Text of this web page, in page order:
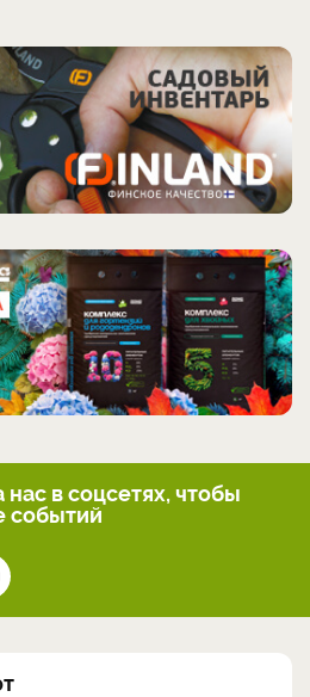
нас в соцсетях, чтобы
событий